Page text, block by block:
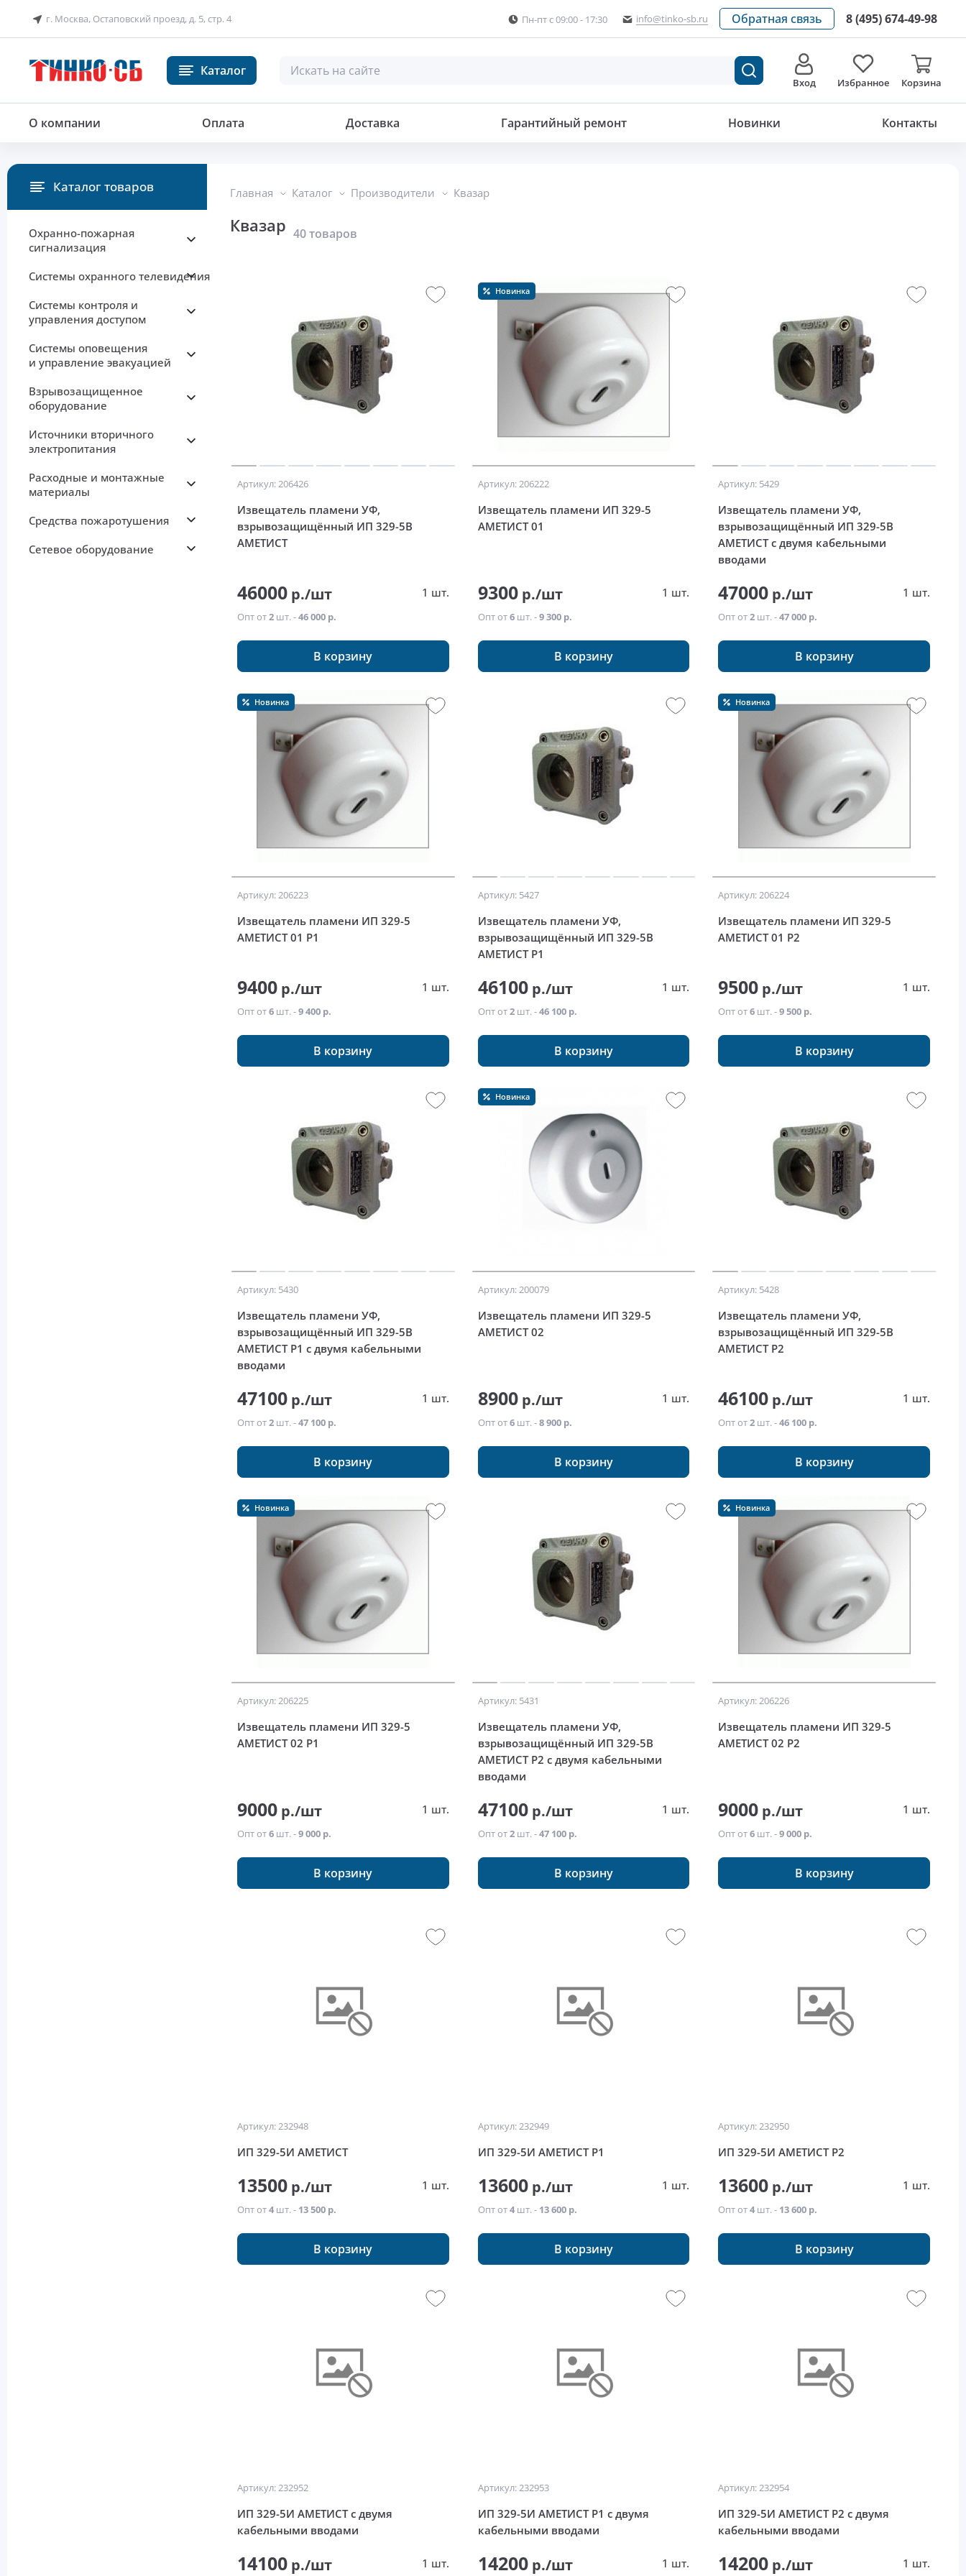
г. Москва, Остаповский проезд, д. 5, стр. 4 Пн-пт с 09:00 - 17:30 info@tinko-sb.ru Обратная связь 8 (495) 674-49-98
Каталог
Вход Избранное Корзина
О компании Оплата Доставка Гарантийный ремонт Новинки Контакты
Главная Каталог Производители Квазар
Квазар 40 товаров
Артикул: 206426
Извещатель пламени УФ,
взрывозащищённый ИП 329-5В
АМЕТИСТ
46000 р./шт 1 шт.
Опт от2 шт. -46 000 р.
В корзину
Новинка
Артикул: 206222
Извещатель пламени ИП 329-5
АМЕТИСТ 01
9300р./шт 1 шт.
Опт от6шт. -9 300 р.
В корзину
Артикул: 5429
Извещатель пламени УФ,
взрывозащищённый ИП 329-5В
АМЕТИСТ с двумя кабельными
вводами
47000 р./шт 1 шт.
Опт от2 шт. -47 000 р.
В корзину
Новинка
Артикул: 206223
Извещатель пламени ИП 329-5
АМЕТИСТ 01 Р1
9400 р./шт 1 шт.
Опт от6 шт. -9 400 р.
В корзину
Артикул: 5427
Извещатель пламени УФ,
взрывозащищённый ИП 329-5В
АМЕТИСТ Р1
46100р./шт 1 шт.
Опт от2шт. -46 100 р.
В корзину
Новинка
Артикул: 206224
Извещатель пламени ИП 329-5
АМЕТИСТ 01 Р2
9500 р./шт 1 шт.
Опт от6 шт. -9 500 р.
В корзину
Артикул: 5430
Извещатель пламени УФ,
взрывозащищённый ИП 329-5В
АМЕТИСТ Р1 с двумя кабельными
вводами
47100 р./шт 1 шт.
Опт от2 шт. -47 100 р.
В корзину
Новинка
Артикул: 200079
Извещатель пламени ИП 329-5
АМЕТИСТ 02
8900р./шт 1 шт.
Опт от6шт. -8 900 р.
В корзину
Артикул: 5428
Извещатель пламени УФ,
взрывозащищённый ИП 329-5В
АМЕТИСТ Р2
46100 р./шт 1 шт.
Опт от2 шт. -46 100 р.
В корзину
Новинка
Артикул: 206225
Извещатель пламени ИП 329-5
АМЕТИСТ 02 Р1
9000 р./шт 1 шт.
Опт от6 шт. -9 000 р.
В корзину
Артикул: 5431
Извещатель пламени УФ,
взрывозащищённый ИП 329-5В
АМЕТИСТ Р2 с двумя кабельными
вводами
47100р./шт 1 шт.
Опт от2шт. -47 100 р.
В корзину
Новинка
Артикул: 206226
Извещатель пламени ИП 329-5
АМЕТИСТ 02 Р2
9000 р./шт 1 шт.
Опт от6 шт. -9 000 р.
В корзину
Артикул: 232948
ИП 329-5И АМЕТИСТ
13500 р./шт 1 шт.
Опт от4 шт. - 13 500 р.
В корзину
Артикул: 232949
ИП 329-5И АМЕТИСТ Р1
13600р./шт 1 шт.
Опт от4шт. - 13 600 р.
В корзину
Артикул: 232950
ИП 329-5И АМЕТИСТ Р2
13600 р./шт 1 шт.
Опт от4 шт. - 13 600 р.
В корзину
Артикул: 232952
ИП 329-5И АМЕТИСТ с двумя
кабельными вводами
14100 р./шт 1 шт.
Артикул: 232953
ИП 329-5И АМЕТИСТ Р1 с двумя
кабельными вводами
14200р./шт 1 шт.
Артикул: 232954
ИП 329-5И АМЕТИСТ Р2 с двумя
кабельными вводами
14200 р./шт 1 шт.
Каталог товаров
Охранно-пожарная
сигнализация
Системы охранного телевидения
Системы контроля и
управления доступом
Системы оповещения
и управление эвакуацией
Взрывозащищенное
оборудование
Источники вторичного
электропитания
Расходные и монтажные
материалы
Средства пожаротушения
Сетевое оборудование